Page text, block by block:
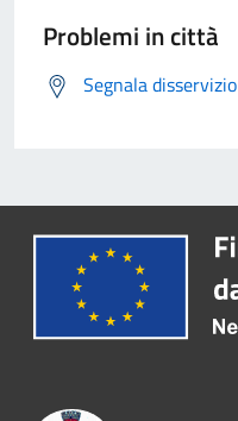
Problemi in città
Segnala disservizio